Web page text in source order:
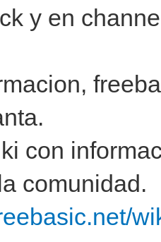
y en
con
comunidad.